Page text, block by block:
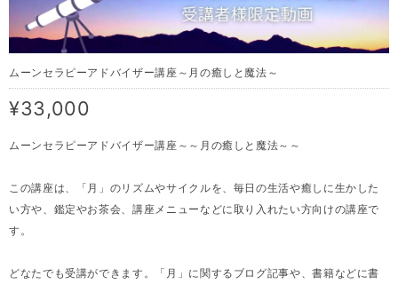
ムーンセラピーアドバイザー講座～月の癒しと魔法～
¥33,000
ムーンセラピーアドバイザー講座～～月の癒しと魔法～～
この講座は、「月」のリズムやサイクルを、毎日の生活や癒しに生かした
い方や、鑑定やお茶会、講座メニューなどに取り入れたい方向けの講座で
す。
どなたでも受講ができます。「月」に関するブログ記事や、書籍などに書